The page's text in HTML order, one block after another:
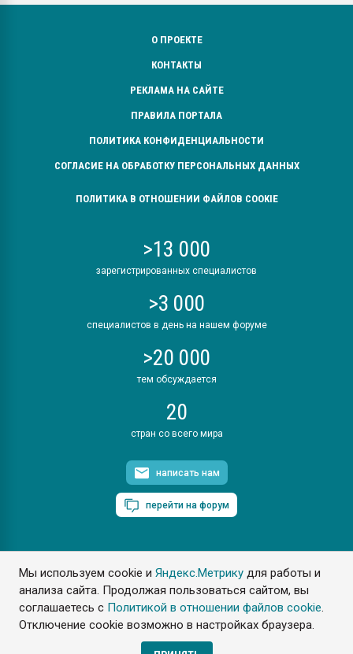
Мы используем cookie иЯндекс.Метрику для работы и
анализа сайта. Продолжая пользоваться сайтом, вы
соглашаетесь с Политикой в отношении файлов cookie.
Отключение cookie возможно в настройках браузера.
О ПРОЕКТЕ
КОНТАКТЫ
РЕКЛАМА НА САЙТЕ
ПРАВИЛА ПОРТАЛА
ПОЛИТИКА КОНФИДЕНЦИАЛЬНОСТИ
СОГЛАСИЕ НА ОБРАБОТКУ ПЕРСОНАЛЬНЫХ ДАННЫХ
ПОЛИТИКА В ОТНОШЕНИИ ФАЙЛОВ COOKIE
>13 000
зарегистрированных специалистов
>3 000
специалистов в день на нашем форуме
>20 000
тем обсуждается
20
стран со всего мира
написать нам
перейти на форум
ПластЭксперт © 2006. Все права защищены
Разрешается копирование материалов сайта с обязательной
ссылкой на www.e-plastic.ru
Разработка сайта